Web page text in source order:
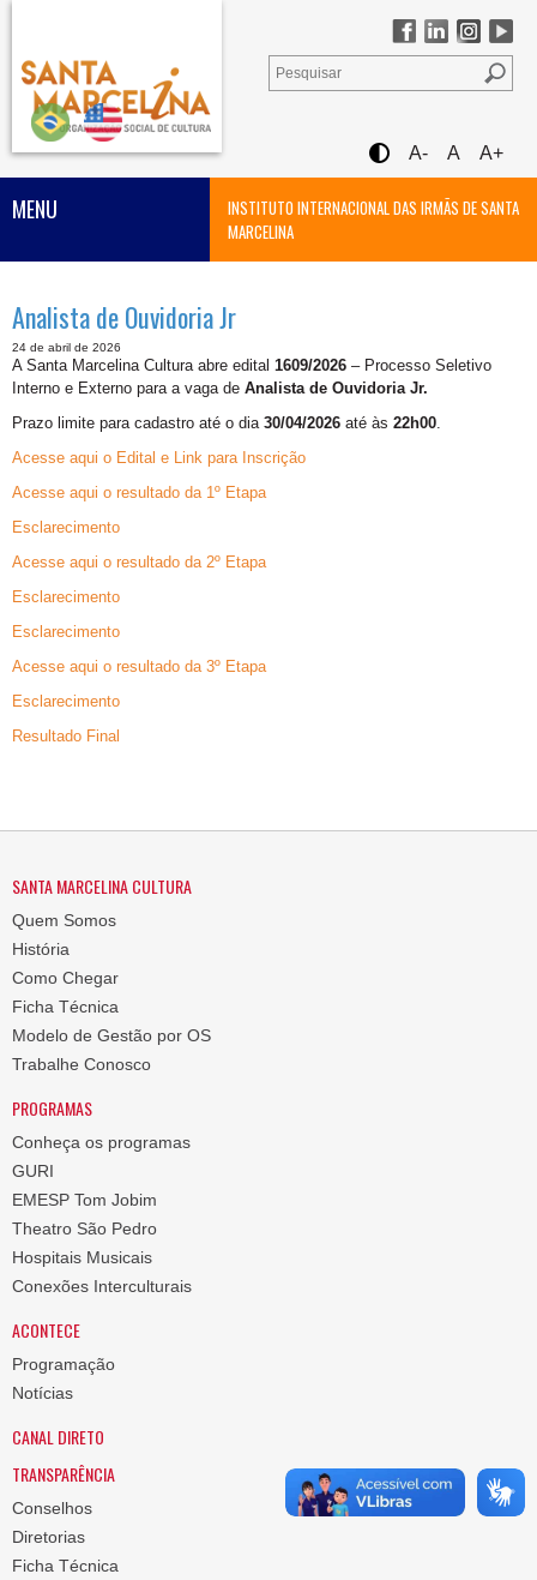
A- A A+
INSTITUTO INTERNACIONAL DAS IRMÃS DE SANTA
MARCELINA
MENU
Analista de Ouvidoria Jr
24 de abril de 2026
A Santa Marcelina Cultura abre edital 1609/2026 – Processo Seletivo
Interno e Externo para a vaga de Analista de Ouvidoria Jr.
Prazo limite para cadastro até o dia30/04/2026 até às 22h00.
Acesse aqui o Edital e Link para Inscrição
Acesse aqui o resultado da 1º Etapa
Esclarecimento
Acesse aqui o resultado da 2º Etapa
Esclarecimento
Esclarecimento
Acesse aqui o resultado da 3º Etapa
Esclarecimento
Resultado Final
SANTA MARCELINA CULTURA
Quem Somos
História
Como Chegar
Ficha Técnica
Modelo de Gestão por OS
Trabalhe Conosco
PROGRAMAS
Conheça os programas
GURI
EMESP Tom Jobim
Theatro São Pedro
Hospitais Musicais
Conexões Interculturais
ACONTECE
Programação
Notícias
CANAL DIRETO
TRANSPARÊNCIA
Conselhos
Diretorias
Ficha Técnica